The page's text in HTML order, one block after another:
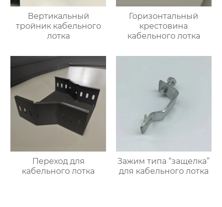
Вертикальный
тройник кабельного
лотка
Горизонтальный
крестовина
кабельного лотка
Переход для
кабельного лотка
Зажим типа “защелка”
для кабельного лотка